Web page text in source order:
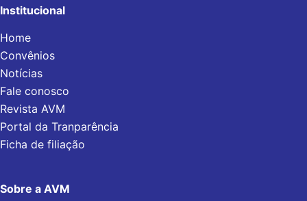
Institucional
Home
Convênios
Notícias
Fale conosco
Revista AVM
Portal da Tranparência
Ficha de filiação
Sobre a AVM